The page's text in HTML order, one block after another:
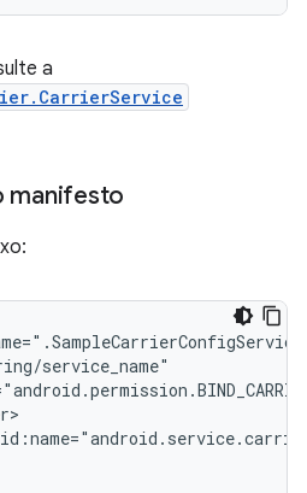
a
manifesto
service_name"